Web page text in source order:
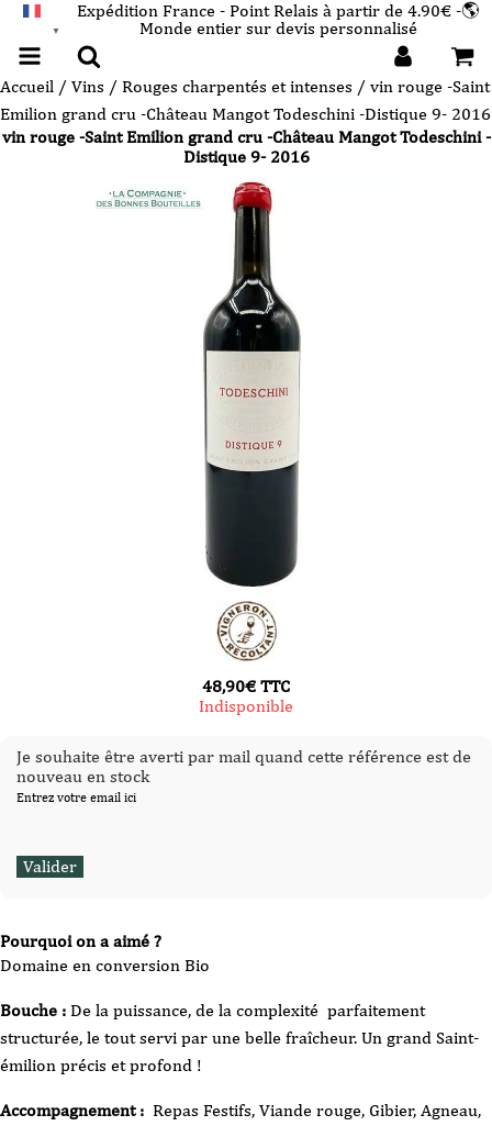
▼
Expédition France - Point Relais à partir de 4.90€ -🌎
Monde entier sur devis personnalisé
Accueil / Vins / Rouges charpentés et intenses / vin rouge -Saint
Emilion grand cru -Château Mangot Todeschini -Distique 9- 2016
vin rouge -Saint Emilion grand cru -Château Mangot Todeschini -
Distique 9- 2016
Pourquoi on a aimé ?
Domaine en conversion Bio
Bouche : De la puissance, de la complexité parfaitement
structurée, le tout servi par une belle fraîcheur. Un grand Saint-
émilion précis et profond !
Accompagnement : Repas Festifs, Viande rouge, Gibier, Agneau,
48,90€ TTC
Indisponible
Je souhaite être averti par mail quand cette référence est de
nouveau en stock
Entrez votre email ici